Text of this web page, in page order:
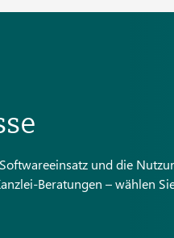
und die
Beratungen – wählen